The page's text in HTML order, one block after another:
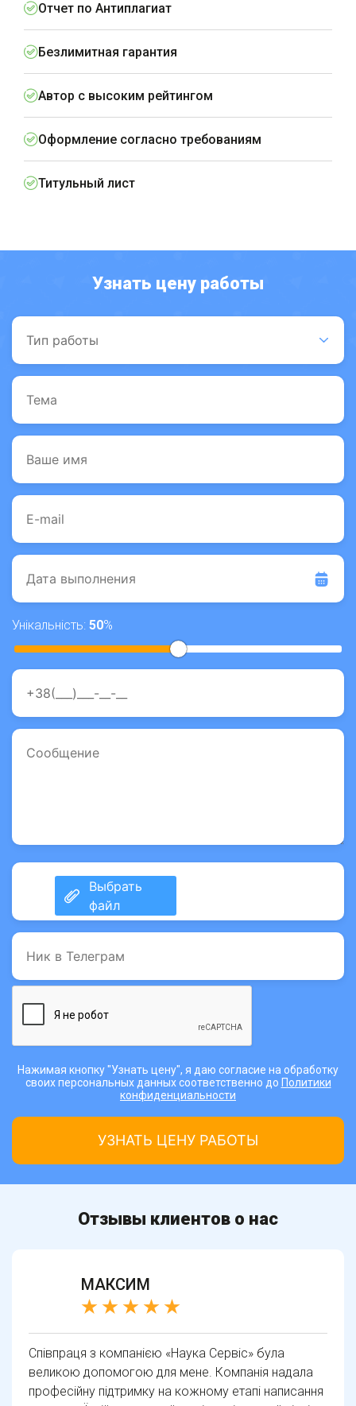
Отчет по Антиплагиат
Безлимитная гарантия
Автор с высоким рейтингом
Оформление согласно требованиям
Титульный лист
Узнать цену работы
Унікальність: 50%
Нажимая кнопку "Узнать цену", я даю согласие на обработку
своих персональных данных соответственно до Политики
конфиденциальности
Отзывы клиентов о нас
МАКСИМ
Співпраця з компанією «Наука Сервіс» була
великою допомогою для мене. Компанія надала
професійну підтримку на кожному етапі написання